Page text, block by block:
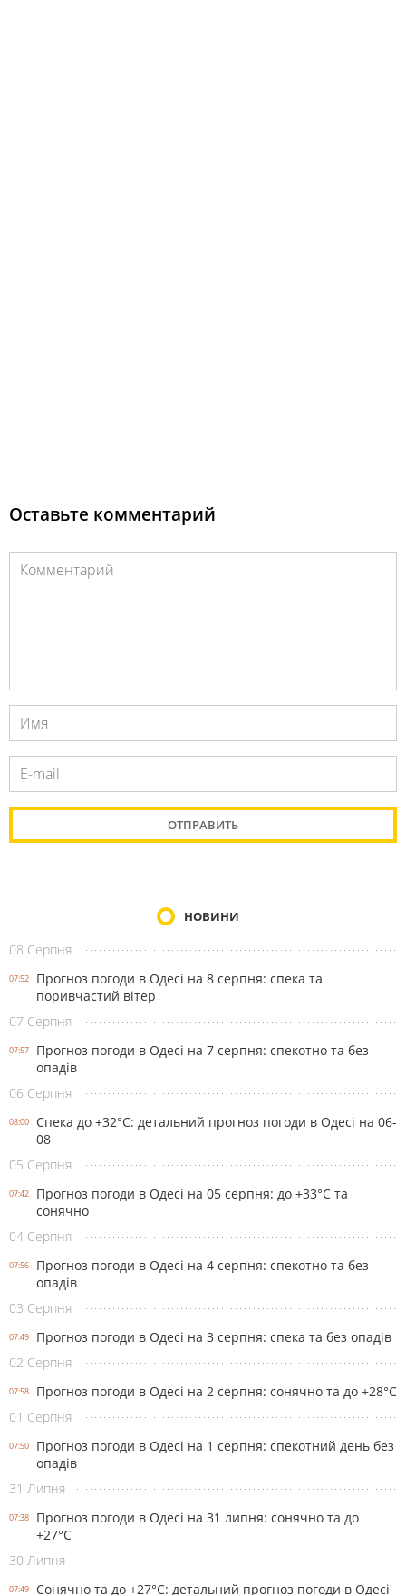
Оставьте комментарий
НОВИНИ
08 Серпня
07:52
Прогноз погоди в Одесі на 8 серпня: спека та
поривчастий вітер
07 Серпня
07:57
Прогноз погоди в Одесі на 7 серпня: спекотно та без
опадів
06 Серпня
08:00
Спека до +32°С: детальний прогноз погоди в Одесі на 06-
08
05 Серпня
07:42
Прогноз погоди в Одесі на 05 серпня: до +33°С та
сонячно
04 Серпня
07:56
Прогноз погоди в Одесі на 4 серпня: спекотно та без
опадів
03 Серпня
07:49
Прогноз погоди в Одесі на 3 серпня: спека та без опадів
02 Серпня
07:58
Прогноз погоди в Одесі на 2 серпня: сонячно та до +28°С
01 Серпня
07:50
Прогноз погоди в Одесі на 1 серпня: спекотний день без
опадів
31 Липня
07:38
Прогноз погоди в Одесі на 31 липня: сонячно та до
+27°С
30 Липня
07:49 Сонячно та до +27°С: детальний прогноз погоди в Одесі